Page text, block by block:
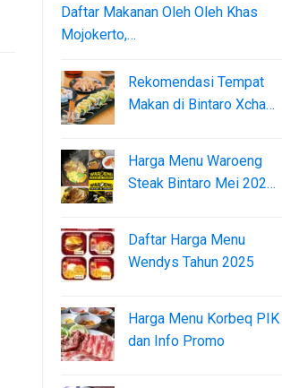
Daftar Makanan Oleh Oleh Khas
Mojokerto,…
Rekomendasi Tempat
Makan di Bintaro Xcha…
Harga Menu Waroeng
Steak Bintaro Mei 202…
Daftar Harga Menu
Wendys Tahun 2025
Harga Menu Korbeq PIK
dan Info Promo